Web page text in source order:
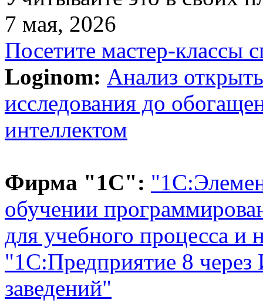
7 мая, 2026
Посетите мастер-классы
Loginom: Анализ
исследования до
интеллектом
Фирма "1С":
обучении
для учебного процесса и
"1С:Предприятие 8 через
заведений"